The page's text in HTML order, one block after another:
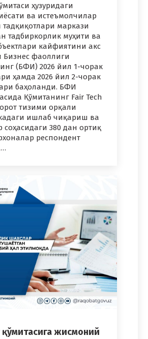
ҳузуридаги
ва истеъмолчилар
тадқиқотлари маркази
тадбиркорлик муҳити ва
кайфиятини акс
Бизнес фаоллиги
(БФИ) 2026 йил 1-чорак
ҳамда 2026 йил 2-чорак
баҳоланди. БФИ
Қўмитанинг Fair Tech
тизими орқали
ишлаб чиқариш ва
соҳасидаги 380 дан ортиқ
респондент
қўмитасига жисмоний